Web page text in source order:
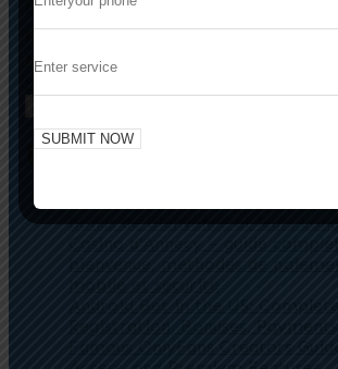
Previous Bearo casino
problemów z kontem?
Next Πώς να Παίξετε Blackjack στο
Recent Posts
bonus de bienvenue et leurs